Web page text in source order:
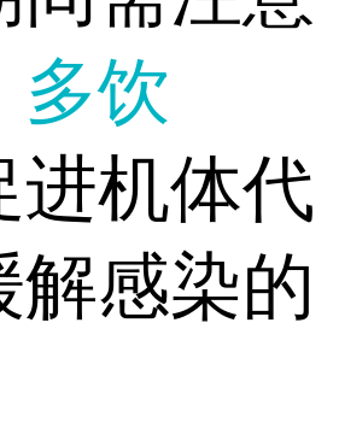
多饮
进机体代
解感染的